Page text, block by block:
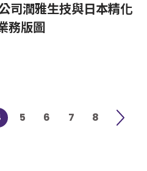
司潤雅生技與日本精化
務版圖
5 6 7 8